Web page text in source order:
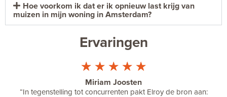
Hoe voorkom ik dat er ik opnieuw last krijg van
muizen in mijn woning in Amsterdam?
Ervaringen
☆ ☆ ☆ ☆ ☆
Miriam Joosten
“In tegenstelling tot concurrenten pakt Elroy de bron aan: